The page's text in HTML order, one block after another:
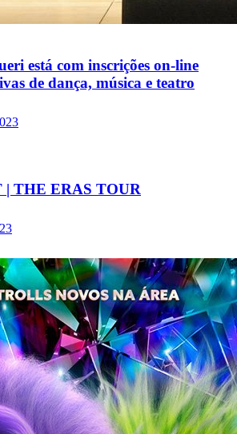
está com inscrições on-line
de dança, música e teatro
THE ERAS TOUR